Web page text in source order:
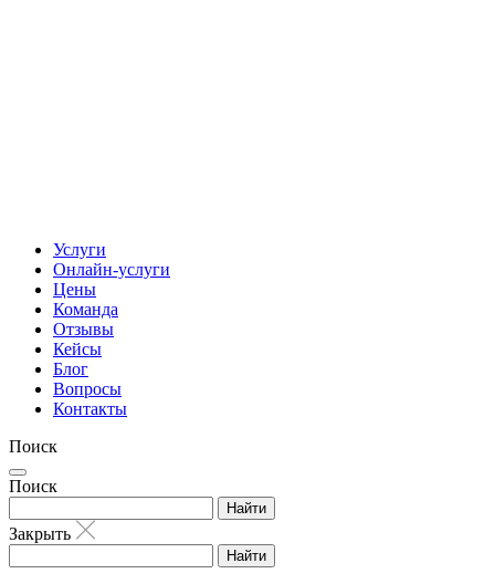
Услуги
Онлайн-услуги
Цены
Команда
Отзывы
Кейсы
Блог
Вопросы
Контакты
Поиск
Поиск
Найти
Закрыть
Найти